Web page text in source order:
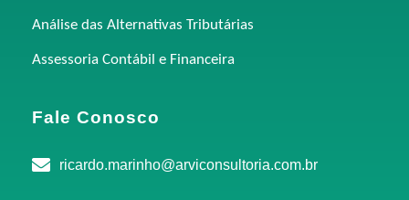
Análise das Alternativas Tributárias
Assessoria Contábil e Financeira
Fale Conosco
ricardo.marinho@arviconsultoria.com.br